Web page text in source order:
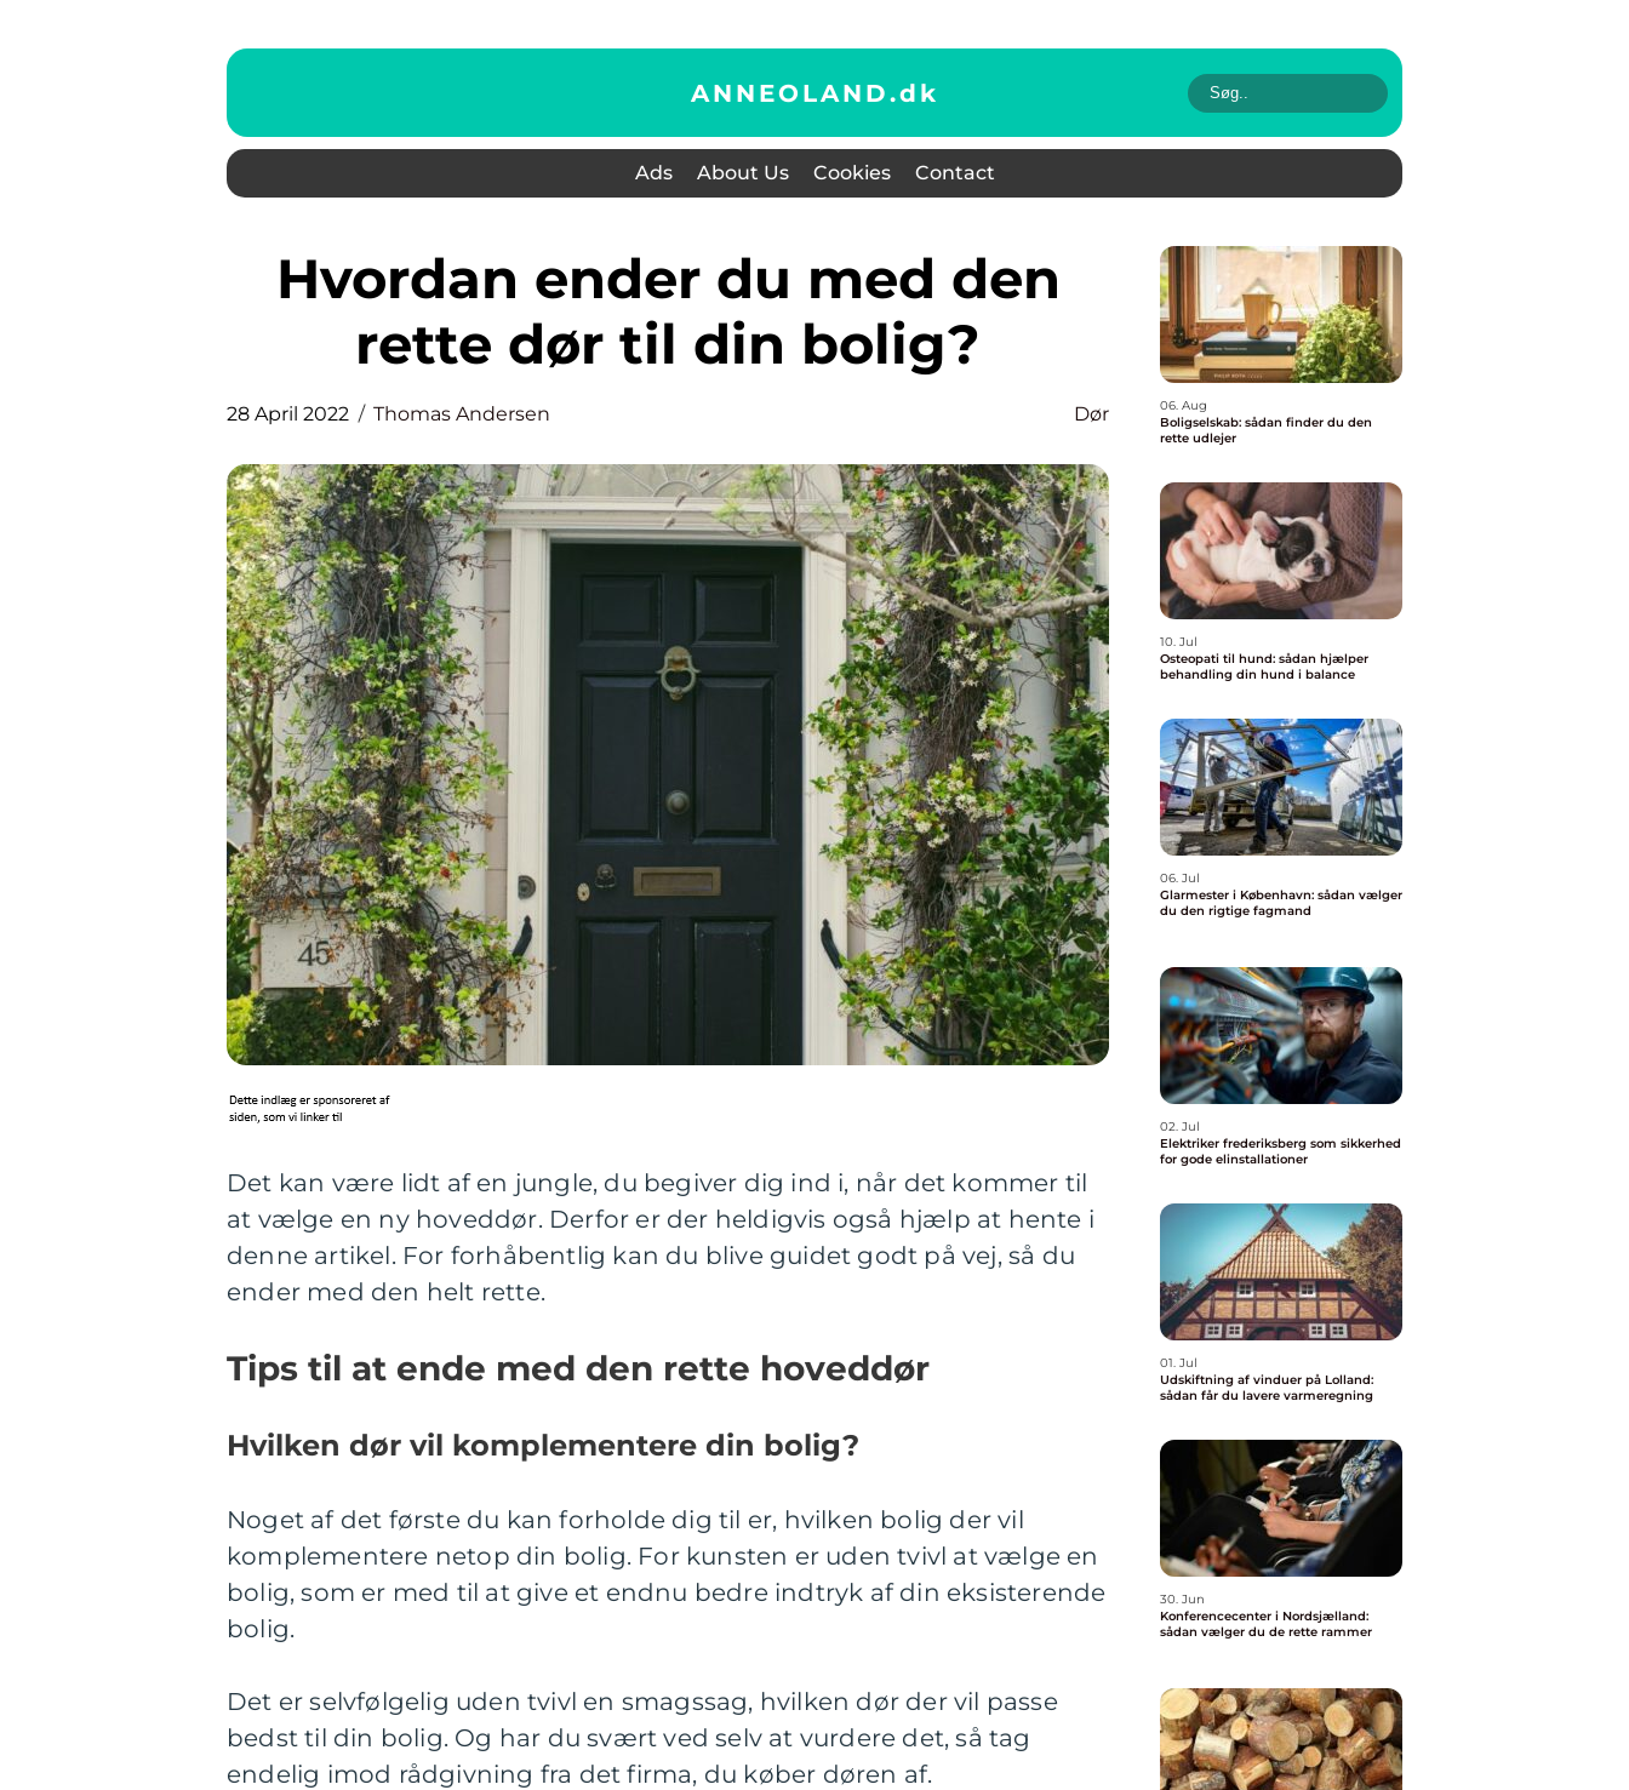
ANNEOLAND.dk
Ads About Us Cookies Contact
Hvordan ender du med den
rette dør til din bolig?
28 April 2022 Thomas Andersen Dør
Det kan være lidt af en jungle, du begiver dig ind i, når det kommer til
at vælge en ny hoveddør. Derfor er der heldigvis også hjælp at hente i
denne artikel. For forhåbentlig kan du blive guidet godt på vej, så du
ender med den helt rette.
Tips til at ende med den rette hoveddør
Hvilken dør vil komplementere din bolig?
Noget af det første du kan forholde dig til er, hvilken bolig der vil
komplementere netop din bolig. For kunsten er uden tvivl at vælge en
bolig, som er med til at give et endnu bedre indtryk af din eksisterende
bolig.
Det er selvfølgelig uden tvivl en smagssag, hvilken dør der vil passe
bedst til din bolig. Og har du svært ved selv at vurdere det, så tag
endelig imod rådgivning fra det firma, du køber døren af.
06. Aug
Boligselskab: sådan finder du den
rette udlejer
10. Jul
Osteopati til hund: sådan hjælper
behandling din hund i balance
06. Jul
Glarmester i København: sådan vælger
du den rigtige fagmand
02. Jul
Elektriker frederiksberg som sikkerhed
for gode elinstallationer
01. Jul
Udskiftning af vinduer på Lolland:
sådan får du lavere varmeregning
30. Jun
Konferencecenter i Nordsjælland:
sådan vælger du de rette rammer